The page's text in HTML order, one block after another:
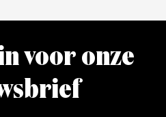
voor onze